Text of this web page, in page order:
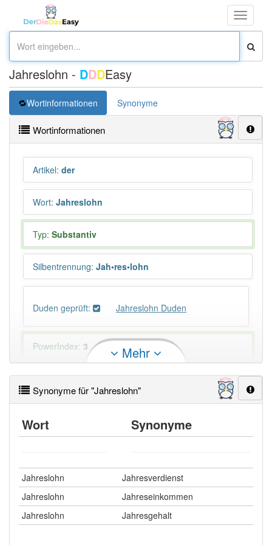
Toggle
Jahreslohn - DDDEasy
Wortinformationen Synonyme
Wortinformationen
Artikel: der
Wort: Jahreslohn
Typ: Substantiv
Silbentrennung: Jah•res•lohn
Duden geprüft: Jahreslohn Duden
PowerIndex: 3
Häufigkeit: 4 von 10
84% unserer Spielapp-Nutzer haben den Artikel
korrekt erraten.
Mehr
Synonyme für "Jahreslohn"
Wort Synonyme
Jahreslohn
Jahresverdienst
Jahreslohn
Jahreseinkommen
Jahreslohn
Jahresgehalt